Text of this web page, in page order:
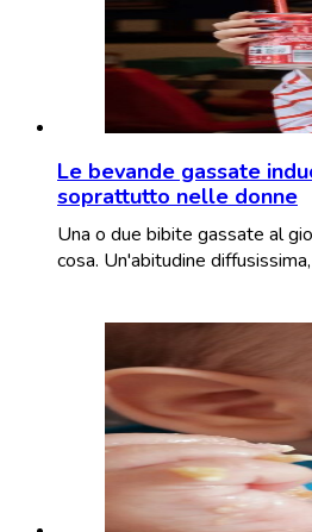
Le bevande gassate
soprattutto nelle donne
Una o due bibite gassate al
cosa. Un'abitudine